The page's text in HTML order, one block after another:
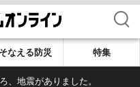
検索
そなえる防災 特集
、地震がありました。